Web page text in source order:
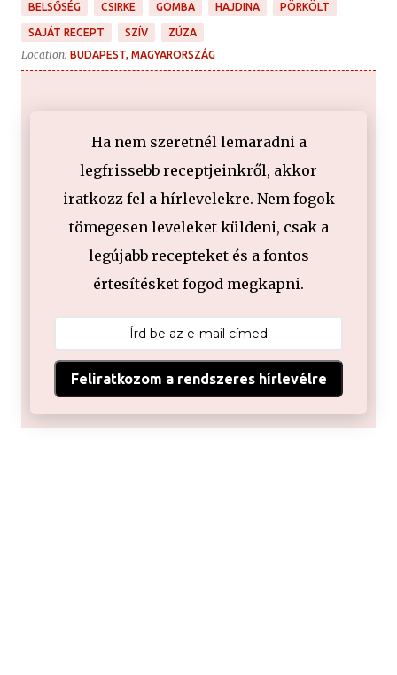
BELSŐSÉG CSIRKE GOMBA HAJDINA PÖRKÖLT
SAJÁT RECEPT SZÍV ZÚZA
Location: BUDAPEST, MAGYARORSZÁG
Ha nem szeretnél lemaradni a
legfrissebb receptjeinkről, akkor
iratkozz fel a hírlevelekre. Nem fogok
tömegesen leveleket küldeni, csak a
legújabb recepteket és a fontos
értesítésket fogod megkapni.
Feliratkozom a rendszeres hírlevélre